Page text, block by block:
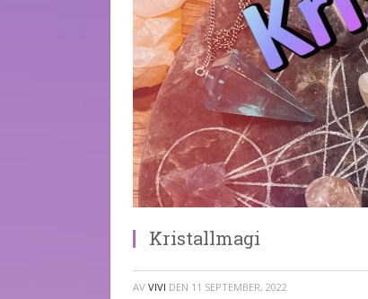
Kristallmagi
AV VIVI DEN 11 SEPTEMBER, 2022